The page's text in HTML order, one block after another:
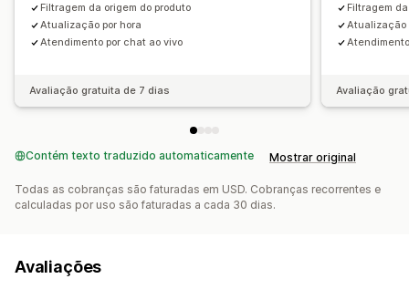
Filtragem da origem do produto
Atualização por hora
Atendimento por chat ao vivo
Avaliação gratuita de 7 dias
Filtragem
Atualização
Avaliação
Contém texto traduzido automaticamente Mostrar original
Todas as cobranças são faturadas em USD. Cobranças recorrentes e
calculadas por uso são faturadas a cada 30 dias.
Avaliações